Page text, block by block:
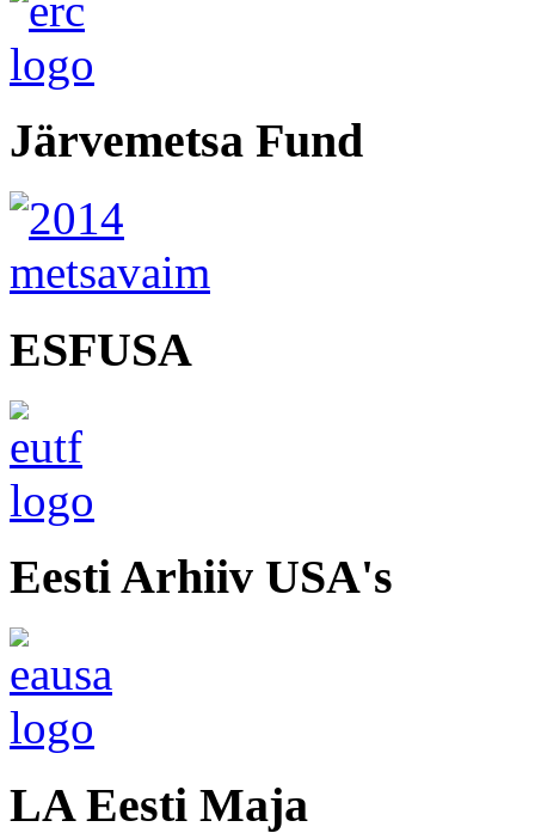
Järvemetsa Fund
ESFUSA
Eesti Arhiiv USA's
LA Eesti Maja